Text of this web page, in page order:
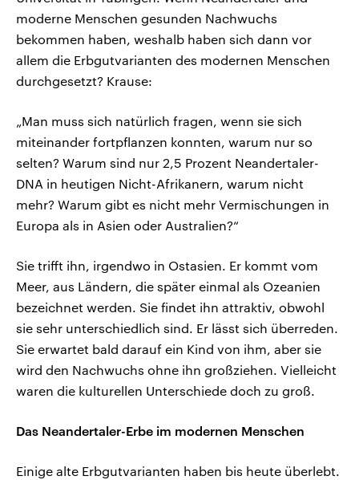
moderne Menschen gesunden Nachwuchs
bekommen haben, weshalb haben sich dann vor
allem die Erbgutvarianten des modernen Menschen
durchgesetzt? Krause:
„Man muss sich natürlich fragen, wenn sie sich
miteinander fortpflanzen konnten, warum nur so
selten? Warum sind nur 2,5 Prozent Neandertaler-
DNA in heutigen Nicht-Afrikanern, warum nicht
mehr? Warum gibt es nicht mehr Vermischungen in
Europa als in Asien oder Australien?“
Sie trifft ihn, irgendwo in Ostasien. Er kommt vom
Meer, aus Ländern, die später einmal als Ozeanien
bezeichnet werden. Sie findet ihn attraktiv, obwohl
sie sehr unterschiedlich sind. Er lässt sich überreden.
Sie erwartet bald darauf ein Kind von ihm, aber sie
wird den Nachwuchs ohne ihn großziehen. Vielleicht
waren die kulturellen Unterschiede doch zu groß.
Das Neandertaler-Erbe im modernen Menschen
Einige alte Erbgutvarianten haben bis heute überlebt.